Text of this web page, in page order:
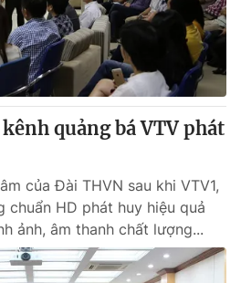
quảng bá VTV phát
của Đài THVN sau khi VTV1,
chuẩn HD phát huy hiệu quả
ảnh, âm thanh chất lượng...